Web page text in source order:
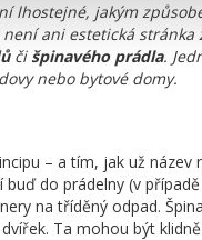
lhostejné, jakým
ani estetická stránka
čišpinavého prádla.
nebo bytové domy.
– a tím, jak už název
do prádelny (v
na tříděný odpad.
Ta mohou být